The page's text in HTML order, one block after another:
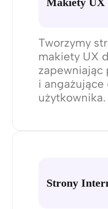
Dopasujemy
Odświeżymy
kolorystykę i
zwiększając
w różnych